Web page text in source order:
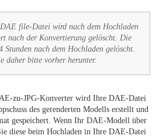
file-Datei wird nach dem Hochladen
nach der Konvertierung gelöscht. Die
nach dem Hochladen gelöscht.
daher bitte vorher herunter.
zu-JPG-Konverter wird Ihre DAE-Datei
des gerenderten Modells erstellt und
gespeichert. Wenn Ihr DAE-Modell über
diese beim Hochladen in Ihre DAE-Datei